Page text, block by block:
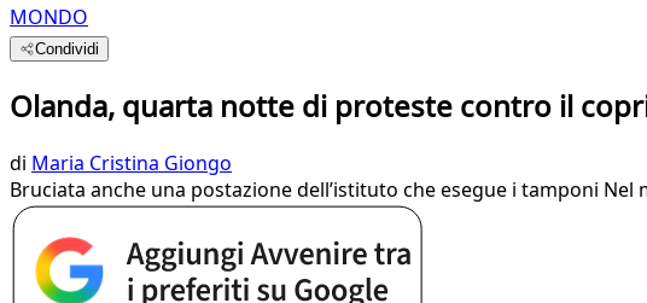
MONDO
Condividi
Olanda, quarta notte di proteste contro il
di Maria Cristina Giongo
Bruciata anche una postazione dell’istituto che esegue i tamponi